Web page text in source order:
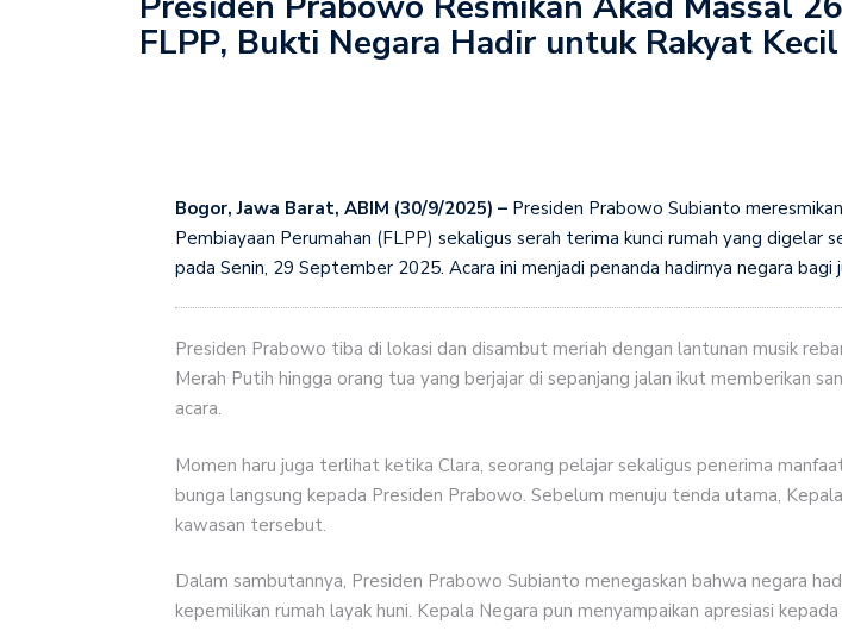
Indonesia dan Thailand Perkuat Kemitraan Strategis, Presiden
Anutin Saksikan Penunjukan Dokumen Kerja Sama
Presiden Prabowo Terima Kunjungan Kenegaraan PM Thailand
FLPP, Bukti Negara Hadir untuk Rakyat Kecil
Bogor, Jawa Barat, ABIM (30/9/2025) – Presiden Prabowo Subianto
Pembiayaan Perumahan (FLPP) sekaligus serah terima kunci rumah yang
pada Senin, 29 September 2025. Acara ini menjadi penanda hadirnya negara
Presiden Prabowo tiba di lokasi dan disambut meriah dengan lantunan musik
Merah Putih hingga orang tua yang berjajar di sepanjang jalan ikut memberikan
acara.
Momen haru juga terlihat ketika Clara, seorang pelajar sekaligus penerima
bunga langsung kepada Presiden Prabowo. Sebelum menuju tenda utama,
kawasan tersebut.
Dalam sambutannya, Presiden Prabowo Subianto menegaskan bahwa negara
kepemilikan rumah layak huni. Kepala Negara pun menyampaikan apresiasi